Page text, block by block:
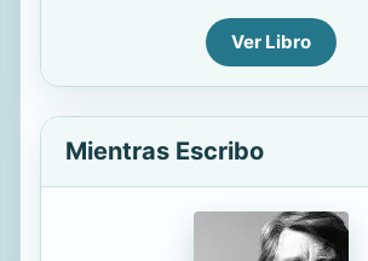
Ver Libro
Mientras Escribo